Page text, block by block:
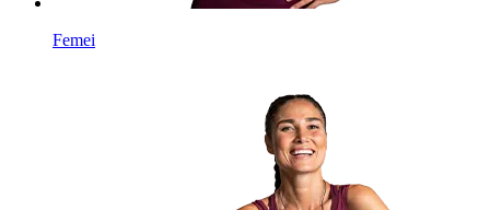
Femei